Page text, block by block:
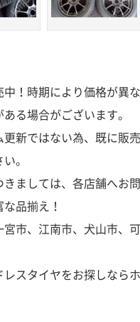
！時期により価格が異
る場合がございます。
更新ではない為、既に販
。
ましては、各店舗へお
品揃え！
市、江南市、犬山市、
スタイヤをお探しなら